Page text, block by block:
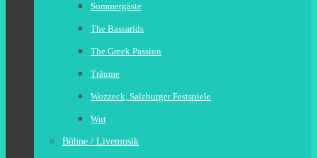
Sommergäste
The Bassarids
The Greek Passion
Träume
Wozzeck, Salzburger Festspiele
Wut
Bühne / Livemusik